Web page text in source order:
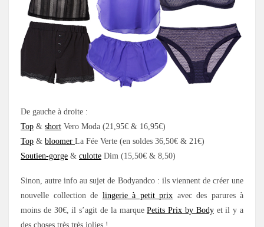
De gauche à droite :
Top & short Vero Moda (21,95€ & 16,95€)
Top & bloomer La Fée Verte (en soldes 36,50€ & 21€)
Soutien-gorge & culotte Dim (15,50€ & 8,50)
Sinon, autre info au sujet de Bodyandco : ils viennent de créer une
nouvelle collection de lingerie à petit prix avec des parures à
moins de 30€, il s’agit de la marquePetits Prix by Bodyet il y a
des choses très très jolies !